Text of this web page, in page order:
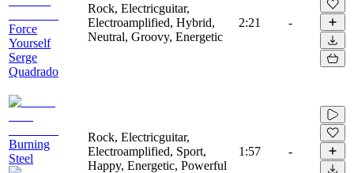
Force
Yourself
Serge
Quadrado
Rock, Electricguitar,
Electroamplified, Hybrid,
Neutral, Groovy, Energetic
2:21 -
Burning
Steel
Rock, Electricguitar,
Electroamplified, Sport,
Happy, Energetic, Powerful
1:57 -